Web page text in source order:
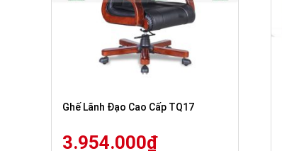
Ghế Lãnh Đạo Cao Cấp TQ17
3.954.000₫